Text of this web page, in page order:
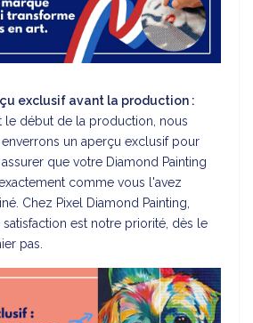
exclusif avant la production :
le début de la production, nous
un aperçu exclusif pour
que votre Diamond Painting
comme vous l'avez
Chez Pixel Diamond Painting,
satisfaction est notre priorité, dès le
pas.